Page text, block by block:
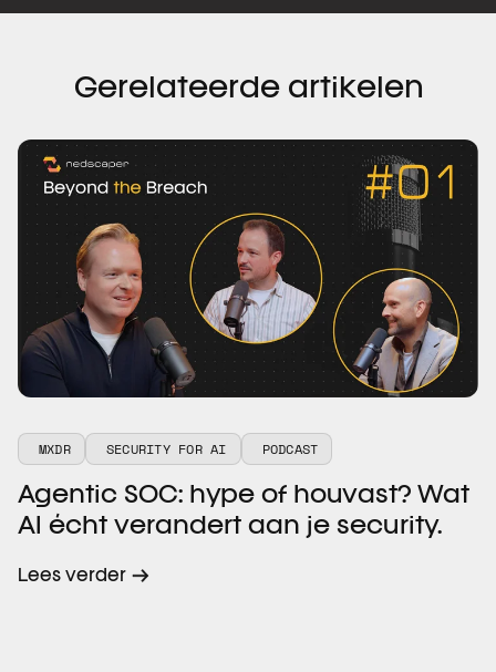
Gerelateerde artikelen
MXDR SECURITY FOR AI PODCAST
Agentic SOC: hype of houvast? Wat
AI écht verandert aan je security.
Lees verder